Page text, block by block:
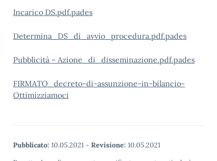
Incarico DS.pdf.pades
Determina_DS_di_avvio_procedura.pdf.pades
Pubblicità – Azione_di_disseminazione.pdf.pades
FIRMATO_decreto-di-assunzione-in-bilancio-
Ottimizziamoci
Pubblicato: 10.05.2021 - Revisione: 10.05.2021